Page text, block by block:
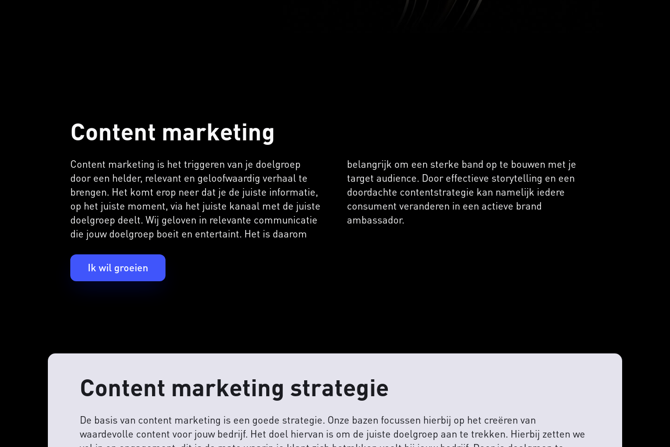
Content marketing
Content marketing is het triggeren van je doelgroep
door een helder, relevant en geloofwaardig verhaal te
brengen. Het komt erop neer dat je de juiste informatie,
op het juiste moment, via het juiste kanaal met de juiste
doelgroep deelt. Wij geloven in relevante communicatie
die jouw doelgroep boeit en entertaint. Het is daarom
belangrijk om een sterke band op te bouwen met je
target audience. Door effectieve storytelling en een
doordachte contentstrategie kan namelijk iedere
consument veranderen in een actieve brand
ambassador.
Ik wil groeien
Content marketing strategie
De basis van content marketing is een goede strategie. Onze bazen focussen hierbij op het creëren van
waardevolle content voor jouw bedrijf. Het doel hiervan is om de juiste doelgroep aan te trekken. Hierbij zetten we